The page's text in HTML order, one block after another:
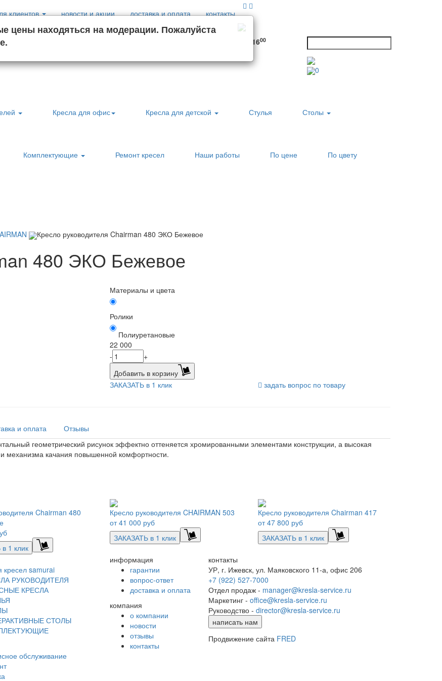
клиентов новости и акции доставка и оплата контакты
7000
- 1600
0
Кресла для офис Кресла для детской Стулья Столы
Комплектующие Ремонт кресел Наши работы По цене По цвету
Кресло руководителя Chairman 480 ЭКО Бежевое
480 ЭКО Бежевое
Материалы и цвета
Ролики
Полиуретановые
22 000
-
+
Добавить в корзину
ЗАКАЗАТЬ в 1 клик
задать вопрос по товару
и оплата
Отзывы
геометрический рисунок эффектно оттеняется хромированными элементами конструкции, а высокая
механизма качания повышенной комфортности.
Chairman 480
1 клик
Кресло руководителя CHAIRMAN 503
от41 000 руб
ЗАКАЗАТЬ в 1 клик
Кресло руководителя Chairman 417
от47 800 руб
ЗАКАЗАТЬ в 1 клик
кресел samurai
РУКОВОДИТЕЛЯ
КРЕСЛА
СТОЛЫ
обслуживание
информация
гарантии
вопрос-ответ
доставка и оплата
компания
о компании
новости
отзывы
контакты
контакты
УР, г. Ижевск, ул. Маяковского 11-а, офис 206
+7 (922) 527-7000
Отдел продаж - manager@kresla-service.ru
Маркетинг - office@kresla-service.ru
Руководство - director@kresla-service.ru
написать нам
Продвижение сайта FRED
цены находяться на модерации. Пожалуйста